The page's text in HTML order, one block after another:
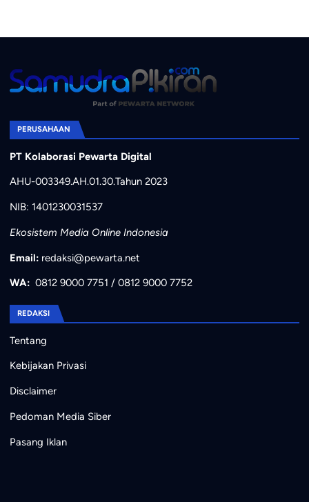
PERUSAHAAN
PT Kolaborasi Pewarta Digital
AHU-003349.AH.01.30.Tahun 2023
NIB: 1401230031537
Ekosistem Media Online Indonesia
Email: redaksi@pewarta.net
WA: 0812 9000 7751 / 0812 9000 7752
REDAKSI
Tentang
Kebijakan Privasi
Disclaimer
Pedoman Media Siber
Pasang Iklan